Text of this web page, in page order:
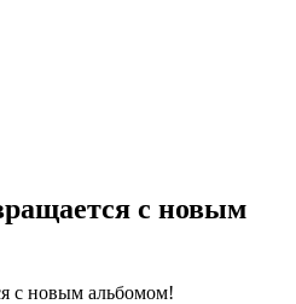
с новым